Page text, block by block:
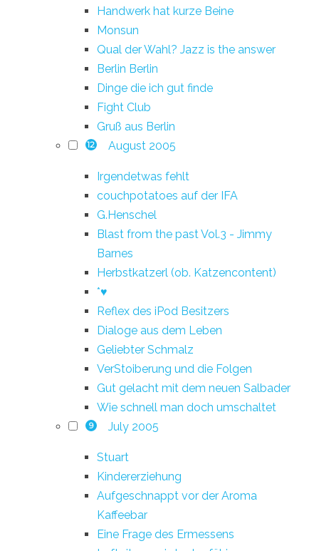
Handwerk hat kurze Beine
Monsun
Qual der Wahl? Jazz is the answer
Berlin Berlin
Dinge die ich gut finde
Fight Club
Gruß aus Berlin
12 August 2005
Irgendetwas fehlt
couchpotatoes auf der IFA
G.Henschel
Blast from the past Vol.3 - Jimmy
Barnes
Herbstkatzerl (ob. Katzencontent)
*♥
Reflex des iPod Besitzers
Dialoge aus dem Leben
Geliebter Schmalz
VerStoiberung und die Folgen
Gut gelacht mit dem neuen Salbader
Wie schnell man doch umschaltet
9 July 2005
Stuart
Kindererziehung
Aufgeschnappt vor der Aroma
Kaffeebar
Eine Frage des Ermessens